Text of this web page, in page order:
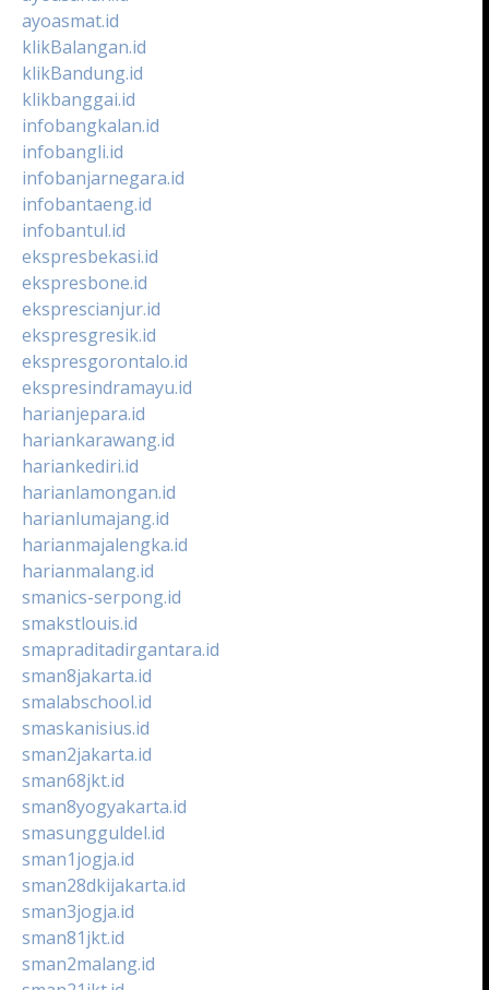
ayoasmat.id
klikBalangan.id
klikBandung.id
klikbanggai.id
infobangkalan.id
infobangli.id
infobanjarnegara.id
infobantaeng.id
infobantul.id
ekspresbekasi.id
ekspresbone.id
eksprescianjur.id
ekspresgresik.id
ekspresgorontalo.id
ekspresindramayu.id
harianjepara.id
hariankarawang.id
hariankediri.id
harianlamongan.id
harianlumajang.id
harianmajalengka.id
harianmalang.id
smanics-serpong.id
smakstlouis.id
smapraditadirgantara.id
sman8jakarta.id
smalabschool.id
smaskanisius.id
sman2jakarta.id
sman68jkt.id
sman8yogyakarta.id
smasungguldel.id
sman1jogja.id
sman28dkijakarta.id
sman3jogja.id
sman81jkt.id
sman2malang.id